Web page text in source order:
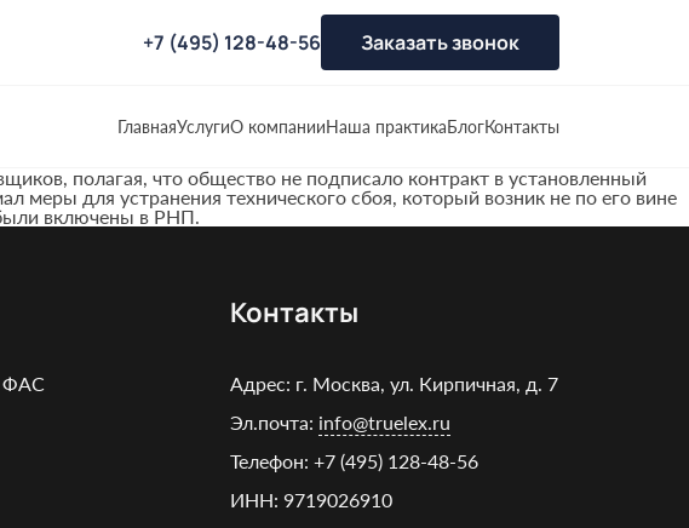
+7 (495) 128-48-56 Заказать звонок
ГлавнаяУслугиО компанииНаша практикаБлогКонтакты
полагая, что общество не подписало контракт в установленный
меры для устранения технического сбоя, который возник не по его вине
включены в РНП.
ФАС
Контакты
Адрес: г. Москва, ул. Кирпичная, д. 7
Эл.почта: info@truelex.ru
Телефон: +7 (495) 128‑48‑56
ИНН: 9719026910